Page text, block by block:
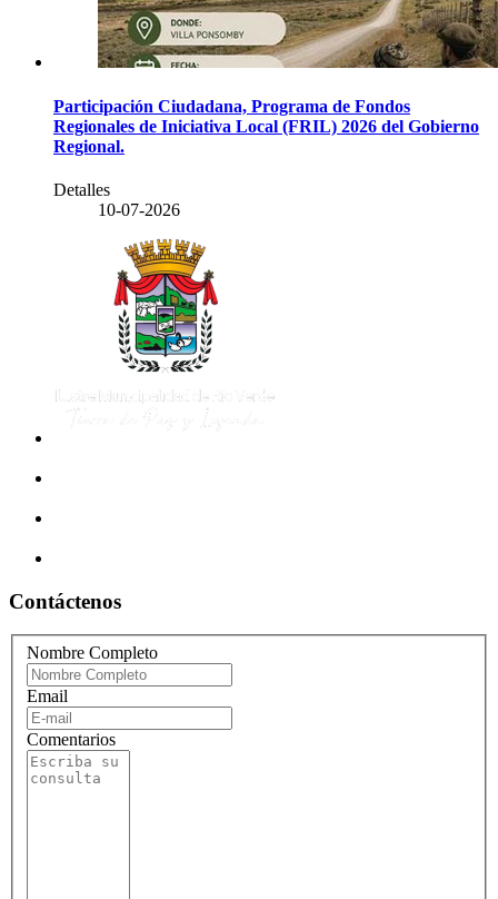
Participación Ciudadana, Programa de Fondos
Regionales de Iniciativa Local (FRIL) 2026 del Gobierno
Regional.
Detalles
10-07-2026
Contáctenos
Nombre Completo
Email
Comentarios